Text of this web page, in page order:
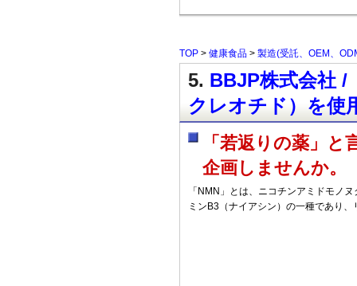
TOP > 健康食品 > 製造(受託、OEM、
5. BBJP株式会社 /
クレオチド）を使
「若返りの薬」
企画しませんか。
「NMN」とは、ニコチンアミドモノ
ミンB3（ナイアシン）の一種であり